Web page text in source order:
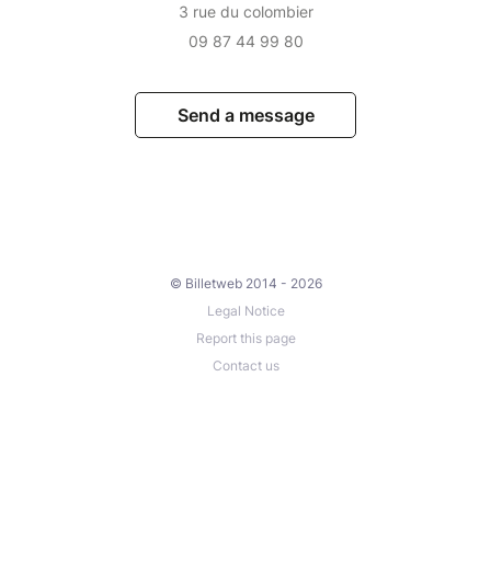
3 rue du colombier
09 87 44 99 80
Send a message
© Billetweb 2014 - 2026
Legal Notice
Report this page
Contact us